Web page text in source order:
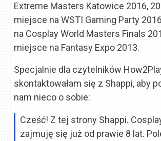
Extreme Masters Katowice 2016,
miejsce na WSTI Gaming Party
na Cosplay World Masters Finals
miejsce na Fantasy Expo 2013.
Specjalnie dla czytelników
skontaktowałam się z Shappi, aby
nam nieco o sobie:
Cześć! Z tej strony Shappi.
zajmuję się już od prawie 8 lat.